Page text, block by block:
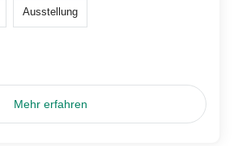
Ausstellung
Mehr erfahren